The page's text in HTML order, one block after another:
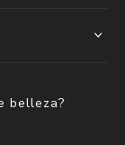
belleza?